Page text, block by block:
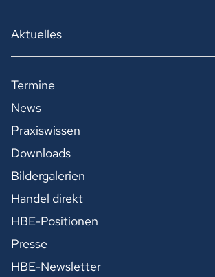
Aktuelles
Termine
News
Praxiswissen
Downloads
Bildergalerien
Handel direkt
HBE-Positionen
Presse
HBE-Newsletter